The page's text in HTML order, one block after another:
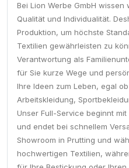
Bei Lion Werbe GmbH
Qualität und Individualität.
Produktion, um höchste
Textilien gewährleisten zu
Verantwortung als
für Sie kurze Wege und
Ihre Ideen zum Leben, egal
Arbeitskleidung,
Unser Full-Service beginnt
und endet bei schnellem
Showroom in Prutting und
hochwertigen Textilien,